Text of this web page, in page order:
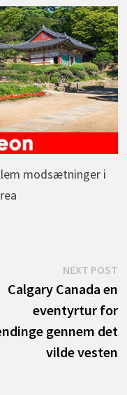
modsætninger i
NEXT POST
Calgary Canada en
eventyrtur for
gennem det
vilde vesten